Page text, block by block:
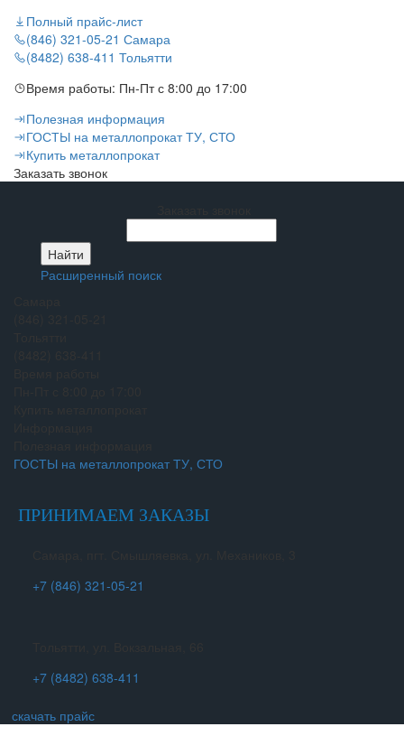
Полный прайс-лист
(846) 321-05-21 Самара
(8482) 638-411 Тольятти
Время работы: Пн-Пт с 8:00 до 17:00
Полезная информация
ГОСТЫ на металлопрокат ТУ, СТО
Купить металлопрокат
Заказать звонок
Расширенный поиск
ГОСТЫ на металлопрокат ТУ, СТО
ПРИНИМАЕМ ЗАКАЗЫ
+7 (846) 321-05-21
+7 (8482) 638-411
скачать прайс